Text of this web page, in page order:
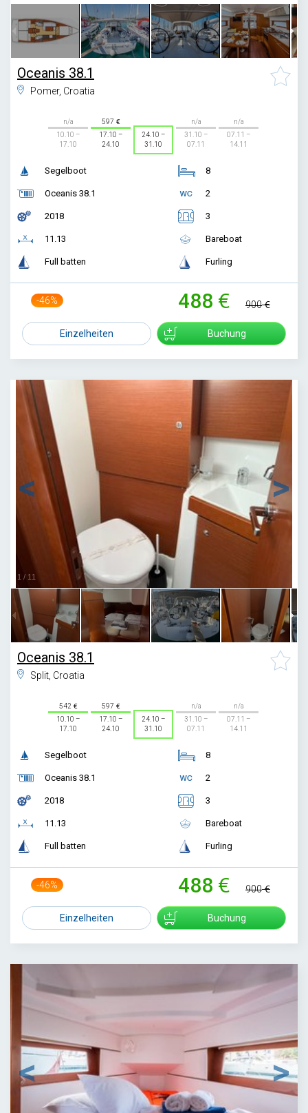
Oceanis 38.1
Pomer, Croatia
n/a
10.10 –
17.10
597
17.10 –
24.10
24.10 –
31.10
n/a
31.10 –
07.11
n/a
07.11 –
14.11
Segelboot
Oceanis 38.1
2018
11.13
Full batten
8
2
3
Bareboat
Furling
-46% 488 900
Einzelheiten Buchung
1 / 11
Oceanis 38.1
Split, Croatia
542
10.10 –
17.10
597
17.10 –
24.10
24.10 –
31.10
n/a
31.10 –
07.11
n/a
07.11 –
14.11
Segelboot
Oceanis 38.1
2018
11.13
Full batten
8
2
3
Bareboat
Furling
-46% 488 900
Einzelheiten Buchung